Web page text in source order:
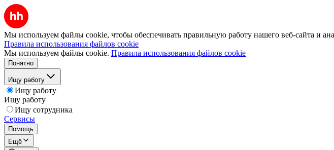
Мы используем файлы cookie, чтобы обеспечивать правильную работу нашего веб-сайта и
Правила использования файлов cookie
Мы используем файлы cookie. Правила использования файлов cookie
Понятно
Ищу работу
Ищу работу
Ищу работу
Ищу сотрудника
Сервисы
Помощь
Ещё